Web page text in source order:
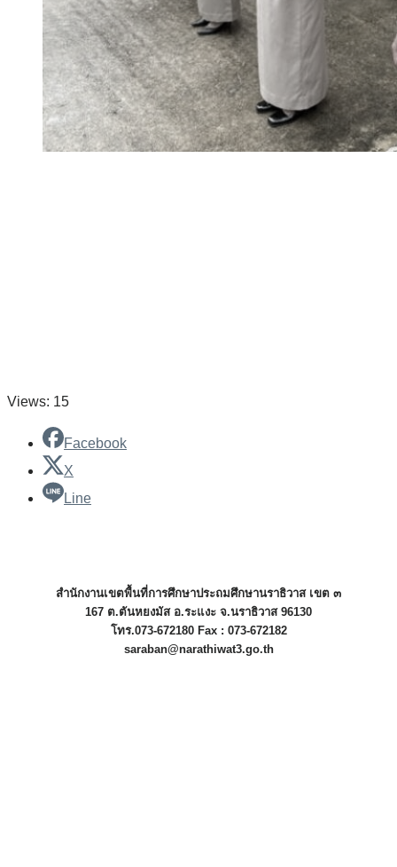
Views: 15
Facebook
X
Line
สำนักงานเขตพื้นที่การศึกษาประถมศึกษานราธิวาส เขต ๓
167 ต.ตันหยงมัส อ.ระแงะ จ.นราธิวาส 96130
โทร.073-672180 Fax : 073-672182
saraban@narathiwat3.go.th